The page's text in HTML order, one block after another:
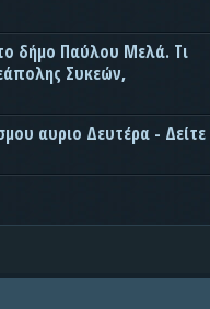
δήμο Παύλου Μελά. Τι
Συκεών,
αυριο Δευτέρα - Δείτε